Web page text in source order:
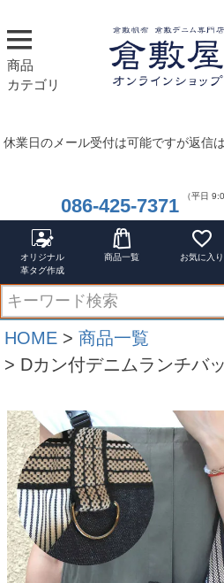
商品
カテゴリ
休業日のメール受付は可能ですが返信
086-425-7371
（平日
オリジナル
革タグ作成
商品一覧 お気に入り
HOME
商品一覧
Dカン付デニムランチバ